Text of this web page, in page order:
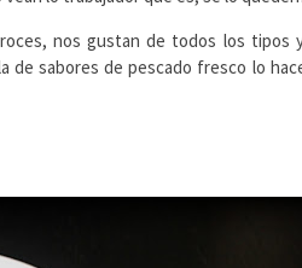
nos gustan de todos los
de sabores de pescado fresco lo